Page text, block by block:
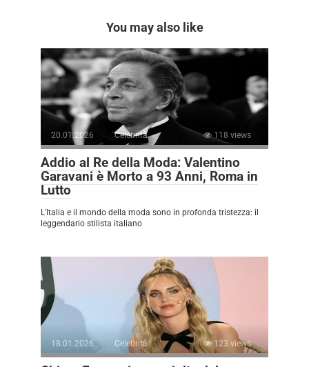
You may also like
20.01.2026 Celebrità 118 views
Addio al Re della Moda: Valentino
Garavani è Morto a 93 Anni, Roma in
Lutto
L’Italia e il mondo della moda sono in profonda tristezza: il
leggendario stilista italiano
18.01.2026 Celebrità 123 views